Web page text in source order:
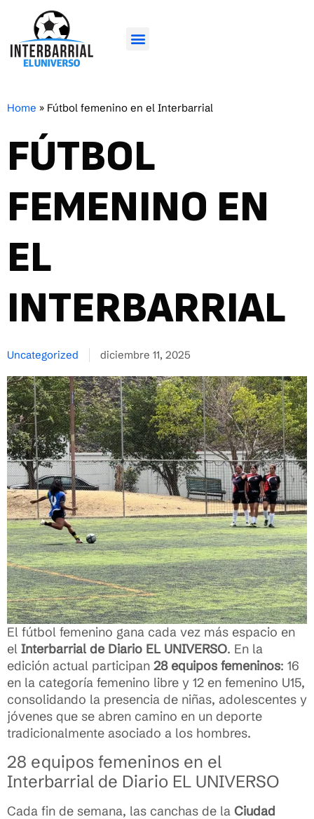
Home » Fútbol femenino en el Interbarrial
FÚTBOL
FEMENINO EN
EL
INTERBARRIAL
Uncategorized diciembre 11, 2025
El fútbol femenino gana cada vez más espacio en
el Interbarrial de Diario EL UNIVERSO. En la
edición actual participan 28 equipos femeninos: 16
en la categoría femenino libre y 12 en femenino U15,
consolidando la presencia de niñas, adolescentes y
jóvenes que se abren camino en un deporte
tradicionalmente asociado a los hombres.
28 equipos femeninos en el
Interbarrial de Diario EL UNIVERSO
Cada fin de semana, las canchas de la Ciudad